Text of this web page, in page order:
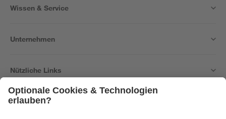
Wissen & Service
Unternehmen
Nützliche Links